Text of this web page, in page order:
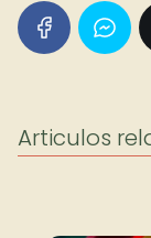
Articulos